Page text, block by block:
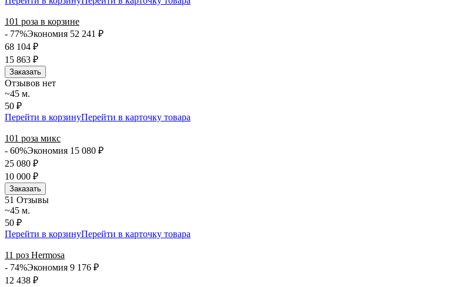
101 роза в корзине
- 77%Экономия 52 241 ₽
68 104 ₽
15 863 ₽
Заказать
Отзывов нет
~45 м.
50 ₽
Перейти в корзинуПерейти в карточку товара
101 роза микс
- 60%Экономия 15 080 ₽
25 080 ₽
10 000 ₽
Заказать
51 Отзывы
~45 м.
50 ₽
Перейти в корзинуПерейти в карточку товара
11 роз Hermosa
- 74%Экономия 9 176 ₽
12 438 ₽